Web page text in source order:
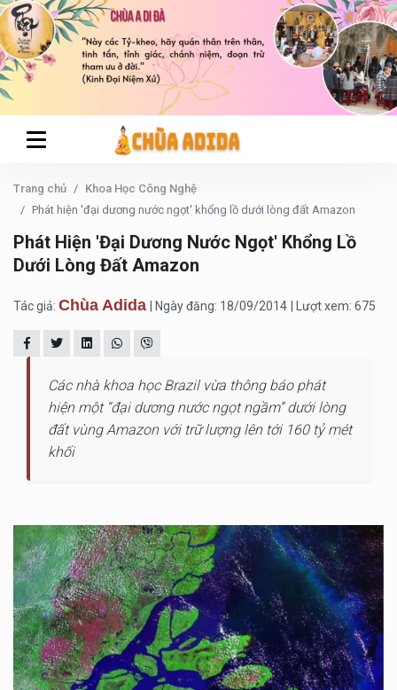
Trang chủ
Khoa Học Công Nghệ
Phát hiện 'đại dương nước ngọt' khổng lồ dưới lòng đất Amazon
Phát Hiện 'đại Dương Nước Ngọt' Khổng Lồ
Dưới Lòng Đất Amazon
Tác giả: Chùa Adida | Ngày đăng: 18/09/2014 | Lượt xem: 675
Các nhà khoa học Brazil vừa thông báo phát
hiện một “đại dương nước ngọt ngầm” dưới lòng
đất vùng Amazon với trữ lượng lên tới 160 tỷ mét
khối